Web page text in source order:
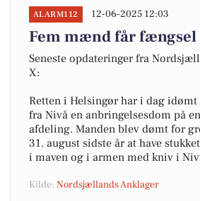
ALARM112 12-06-2025 12:03
Fem mænd får
Seneste opdateringer fra
X:
Retten i Helsingør har i dag
fra Nivå en anbringelsesdom på
afdeling. Manden blev dømt for
31. august sidste år at have
i maven og i armen med kniv i
Kilde: Nordsjællands Anklager